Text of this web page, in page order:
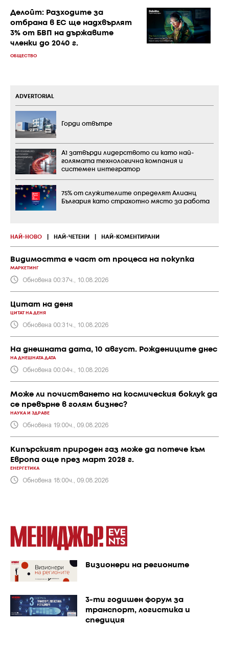
Делойт: Разходите за
отбрана в ЕС ще надхвърлят
3% от БВП на държавите
членки до 2040 г.
ОБЩЕСТВО
НАЙ-НОВО НАЙ-ЧЕТЕНИ НАЙ-КОМЕНТИРАНИ
Видимостта е част от процеса на покупка
МАРКЕТИНГ
Обновена 00:37ч., 10.08.2026
Цитат на деня
ЦИТАТ НА ДЕНЯ
Обновена 00:31ч., 10.08.2026
На днешната дата, 10 август. Рождениците днес
НА ДНЕШНАТА ДАТА
Обновена 00:04ч., 10.08.2026
Може ли почистването на космическия боклук да
се превърне в голям бизнес?
НАУКА И ЗДРАВЕ
Обновена 19:00ч., 09.08.2026
Кипърският природен газ може да потече към
Европа още през март 2028 г.
ЕНЕРГЕТИКА
Обновена 18:00ч., 09.08.2026
ADVERTORIAL
Горди отвътре
А1 затвърди лидерството си като най-
голямата технологична компания и
системен интегратор
75% от служителите определят Алианц
България като страхотно място за работа
Визионери на регионите
3-ти годишен форум за
транспорт, логистика и
спедиция